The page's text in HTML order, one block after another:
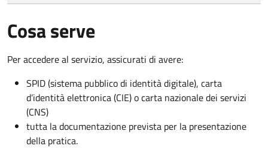
Cosa serve
Per accedere al servizio, assicurati di avere:
SPID (sistema pubblico di identità digitale), carta
d’identità elettronica (CIE) o carta nazionale dei servizi
(CNS)
tutta la documentazione prevista per la presentazione
della pratica.